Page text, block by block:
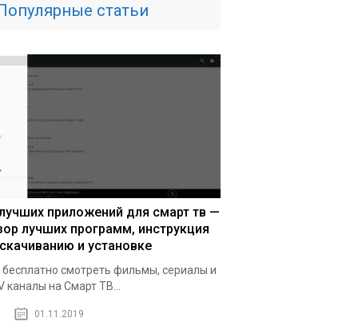
статьи
приложений для смарт тв —
лучших программ, инструкция
и установке
бесплатно смотреть фильмы, сериалы и
каналы на Смарт ТВ...
01.11.2019